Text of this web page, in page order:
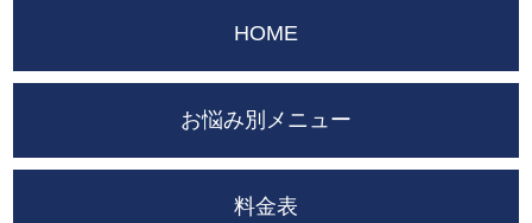
HOME
お悩み別メニュー
料金表